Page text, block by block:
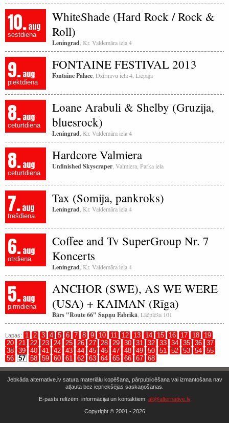
10.aug
sestdiena
WhiteShade (Hard Rock / Rock &
Roll)
Leningrad , Kr. Valdemāra iela 4
9.aug
piektdiena
FONTAINE FESTIVAL 2013
Fontaine Palace , Dzirnavu iela 4, Liepāja
8.aug
ceturtdiena
Loane Arabuli & Shelby (Gruzija,
bluesrock)
Leningrad , Kr. Valdemāra iela 4
8.aug
ceturtdiena
Hardcore Valmiera
Unfinished Skyscraper , Valmiera, Parka iela
7.aug
trešdiena
Tax (Somija, pankroks)
Leningrad , Kr. Valdemāra iela 4
6.aug
otrdiena
Coffee and Tv SuperGroup Nr. 7
Koncerts
Leningrad , Kr. Valdemāra iela 4
5.aug
pirmdiena
ANCHOR (SWE), AS WE WERE
(USA) + KAIMAN (Rīga)
Bārs "Route 66" Sapņu Fabrikā , Lāčplēša 101
Lapas: 1 2 3 4 5 6 7 8 9 10 11 12 13 14 15 16 17 18
19
20 21 22 23 24 25 26 27 28 29 30 31 32 33 34 35 36 37
38 39 40 41 42 43 44 45 46 47 48 49 50 51 52 53 54 55
56 57 58 59 60 61 62 63 64 65 66 67 68
Jebkāda alternative.lv satura materiālu kopēšana, pārpublicēšana vai izmantošana nav
atļauta bez iepriekšējas saskaņošanas.
E-pasts relīzēm, informācijai un kontaktiem: alt@alternative.lv
Copyright © 2001 - 2026